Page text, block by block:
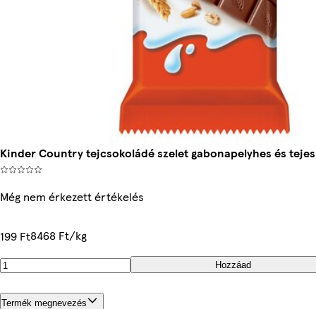
Kinder Country tejcsokoládé szelet gabonapelyhes és
Még nem érkezett értékelés
199 Ft8468 Ft/kg
Hozzáad
Termék megnevezés